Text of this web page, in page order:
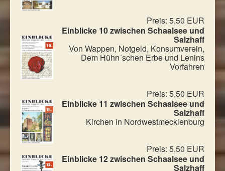
Preis: 5,50 EUR
Einblicke 10 zwischen Schaalsee und
Salzhaff
Von Wappen, Notgeld, Konsumverein,
Dem Hühn´schen Erbe und Lenins
Vorfahren
Preis: 5,50 EUR
Einblicke 11 zwischen Schaalsee und
Salzhaff
Kirchen in Nordwestmecklenburg
Preis: 5,50 EUR
Einblicke 12 zwischen Schaalsee und
Salzhaff